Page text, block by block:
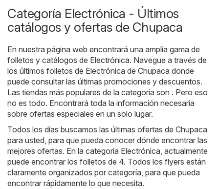
Categoría Electrónica - Últimos
catálogos y ofertas de Chupaca
En nuestra página web encontrará una amplia gama de
folletos y catálogos de Electrónica. Navegue a través de
los últimos folletos de Electrónica de Chupaca donde
puede consultar las últimas promociones y descuentos.
Las tiendas más populares de la categoría son . Pero eso
no es todo. Encontrará toda la información necesaria
sobre ofertas especiales en un solo lugar.
Todos los días buscamos las últimas ofertas de Chupaca
para usted, para que pueda conocer dónde encontrar las
mejores ofertas. En la categoría Electrónica, actualmente
puede encontrar los folletos de 4. Todos los flyers están
claramente organizados por categoría, para que pueda
encontrar rápidamente lo que necesita.